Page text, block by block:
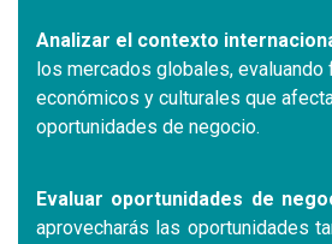
Analizar el contexto
los mercados globales,
económicos y culturales que
oportunidades de negocio.
Evaluar oportunidades de
aprovecharás las oportunidades